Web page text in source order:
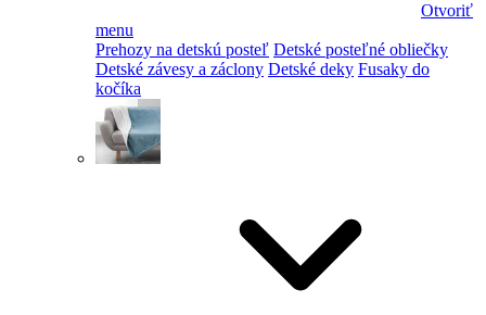
Otvoriť
menu
Prehozy na detskú posteľ Detské posteľné obliečky
Detské závesy a záclony Detské deky Fusaky do
kočíka